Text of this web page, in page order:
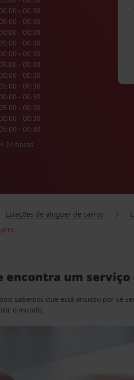
00:00 - 00:30
05:00 - 00:30
00:00 - 00:30
05:00 - 00:30
00:00 - 00:30
05:00 - 00:30
00:00 - 00:30
05:00 - 00:30
00:00 - 00:30
05:00 - 00:30
00:00 - 00:30
05:00 - 00:30
24 horas
Estações de aluguer de carros
um
sabemos que está ansioso por se
o mundo.